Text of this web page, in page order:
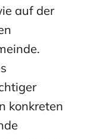
auf der
konkreten